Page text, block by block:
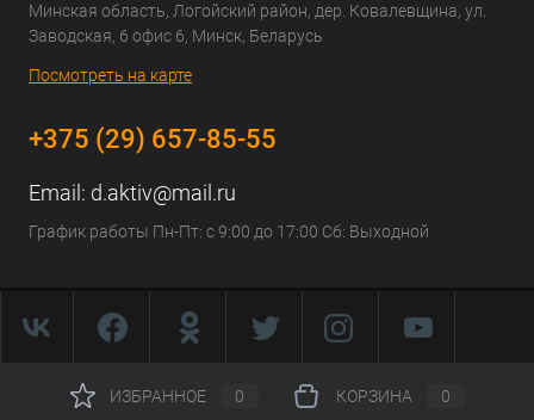
Минская область, Логойский район, дер. Ковалевщина, ул.
Заводская, 6 офис 6, Минск, Беларусь
Посмотреть на карте
+375 (29) 657-85-55
Email: d.aktiv@mail.ru
График работы Пн-Пт: с 9:00 до 17:00 Сб: Выходной
ИЗБРАННОЕ 0 КОРЗИНА 0